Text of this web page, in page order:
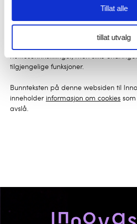
Tillat alle
tillat utvalg
Cookies er filer som inneholder små
nettsider å for eksempel huske
over tid. De fleste nettlesere aksepterer
nettleserinnstillinger, men slike
tilgjengelige funksjoner.
Bunnteksten på denne websiden til
inneholder informasjon om cookies
avslå.